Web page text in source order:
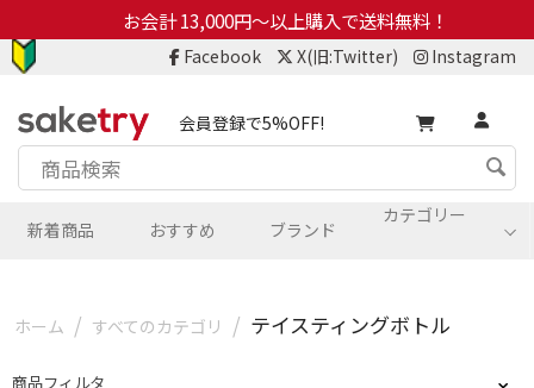
お会計 13,000円～以上購入で送料無料！
Facebook X(旧:Twitter) Instagram
会員登録で5%OFF!
カテゴリー
新着商品 おすすめ ブランド
ホーム / すべてのカテゴリ / テイスティングボトル
商品フィルタ